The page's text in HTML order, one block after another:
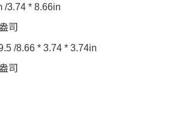
/3.74 * 8.66in
司
/8.66 * 3.74 * 3.74in
司